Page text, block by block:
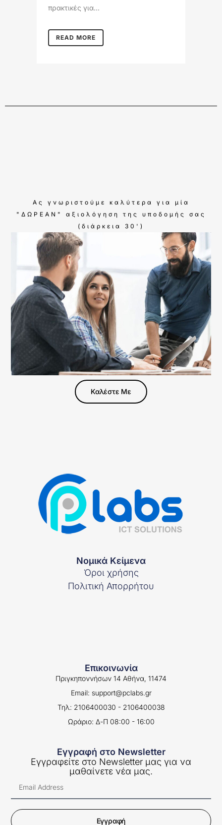
πρακτικές για...
READ MORE
Ας γνωριστούμε καλύτερα για μία
"ΔΩΡΕΑΝ" αξιολόγηση της υποδομής σας
(διάρκεια 30')
Καλέστε Με
Νομικά Κείμενα
Όροι χρήσης
Πολιτική Απορρήτου
Επικοινωνία
Πριγκηποννήσων 14 Αθήνα, 11474
Email: support@pclabs.gr
Τηλ: 2106400030 - 2106400038
Ωράριο: Δ-Π 08:00 - 16:00
Εγγραφή στο Newsletter
Εγγραφείτε στο Newsletter μας για να
μαθαίνετε νέα μας.
Εγγραφή